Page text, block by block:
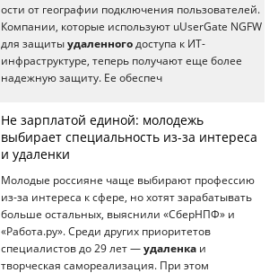
ости от географии подключения пользователей.
Компании, которые используют uUserGate NGFW
для защиты удаленного доступа к ИТ-
инфраструктуре, теперь получают еще более
надежную защиту. Ее обеспеч
Не зарплатой единой: молодежь
выбирает специальность из-за интереса
и удаленки
Молодые россияне чаще выбирают профессию
из-за интереса к сфере, но хотят зарабатывать
больше остальных, выяснили «СберНПФ» и
«Работа.ру». Среди других приоритетов
специалистов до 29 лет — удаленка и
творческая самореализация. При этом